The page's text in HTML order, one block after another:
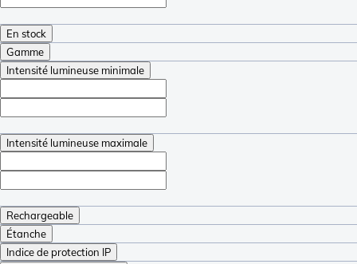
En stock
Gamme
Intensité lumineuse minimale
Intensité lumineuse maximale
Rechargeable
Étanche
Indice de protection IP